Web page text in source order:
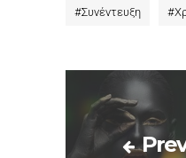
#Συνέντευξη #